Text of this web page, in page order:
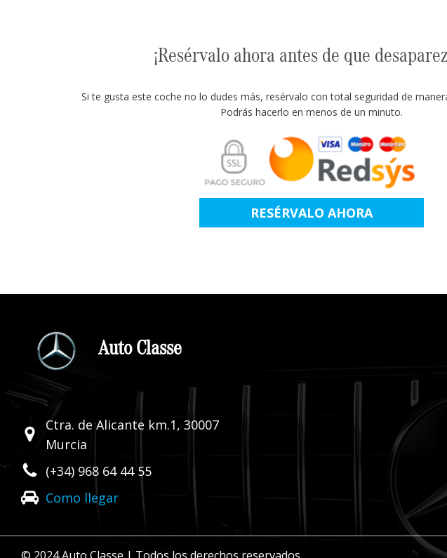
¡Resérvalo ahora antes de que
Si te gusta este coche no lo dudes más, resérvalo con total seguridad de
Podrás hacerlo en menos de un minuto.
RESÉRVALO AHORA
Auto Classe
Ctra. de Alicante km.1, 30007
Murcia
(+34) 968 64 44 55
Como llegar